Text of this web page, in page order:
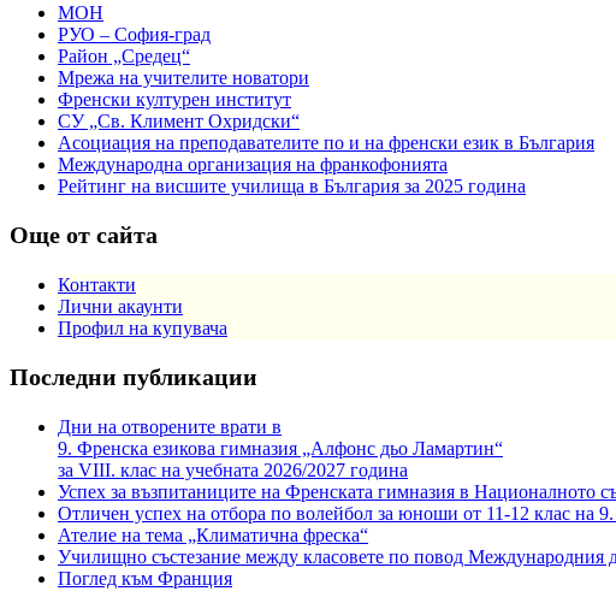
МОН
РУО – София-град
Район „Средец“
Мрежа на учителите новатори
Френски културен институт
СУ „Св. Климент Охридски“
Асоциация на преподавателите по и на френски език в България
Международна организация на франкофонията
Рейтинг на висшите училища в България за 2025 година
Още от сайта
Контакти
Лични акаунти
Профил на купувача
Последни публикации
Дни на отворените врати в
9. Френска езикова гимназия „Алфонс дьо Ламартин“
за VIII. клас на учебната 2026/2027 година
Успех за възпитаниците на Френската гимназия в Националното
Отличен успех на отбора по волейбол за юноши от 11-12 клас на
Ателие на тема „Климатична фреска“
Училищно състезание между класовете по повод Международния
Поглед към Франция